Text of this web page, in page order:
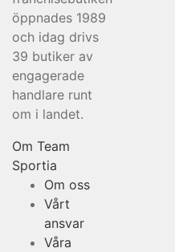
öppnades 1989
och idag drivs
39 butiker av
engagerade
handlare runt
om i landet.
Om Team
Sportia
Om oss
Vårt
ansvar
Våra